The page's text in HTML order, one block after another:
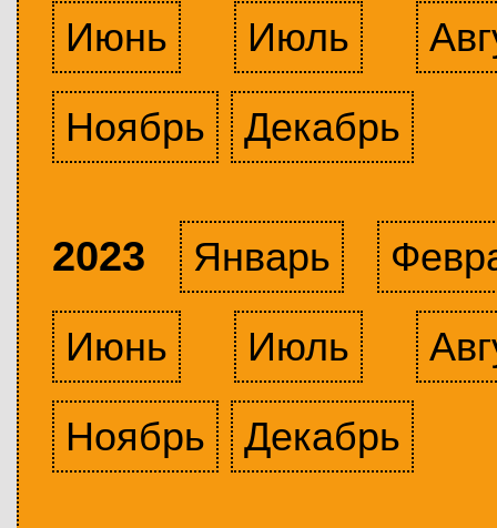
Июнь
Июль
Ноябрь
Декабрь
2023 Январь
Июнь
Июль
Ноябрь
Декабрь